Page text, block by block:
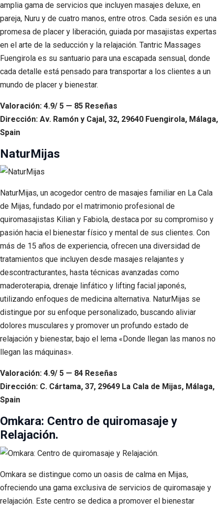
amplia gama de servicios que incluyen masajes deluxe, en
pareja, Nuru y de cuatro manos, entre otros. Cada sesión es una
promesa de placer y liberación, guiada por masajistas expertas
en el arte de la seducción y la relajación. Tantric Massages
Fuengirola es su santuario para una escapada sensual, donde
cada detalle está pensado para transportar a los clientes a un
mundo de placer y bienestar.
Valoración: 4.9/ 5 — 85 Reseñas
Dirección: Av. Ramón y Cajal, 32, 29640 Fuengirola, Málaga,
Spain
NaturMijas
NaturMijas, un acogedor centro de masajes familiar en La Cala
de Mijas, fundado por el matrimonio profesional de
quiromasajistas Kilian y Fabiola, destaca por su compromiso y
pasión hacia el bienestar físico y mental de sus clientes. Con
más de 15 años de experiencia, ofrecen una diversidad de
tratamientos que incluyen desde masajes relajantes y
descontracturantes, hasta técnicas avanzadas como
maderoterapia, drenaje linfático y lifting facial japonés,
utilizando enfoques de medicina alternativa. NaturMijas se
distingue por su enfoque personalizado, buscando aliviar
dolores musculares y promover un profundo estado de
relajación y bienestar, bajo el lema «Donde llegan las manos no
llegan las máquinas».
Valoración: 4.9/ 5 — 84 Reseñas
Dirección: C. Cártama, 37, 29649 La Cala de Mijas, Málaga,
Spain
Omkara: Centro de quiromasaje y
Relajación.
Omkara se distingue como un oasis de calma en Mijas,
ofreciendo una gama exclusiva de servicios de quiromasaje y
relajación. Este centro se dedica a promover el bienestar